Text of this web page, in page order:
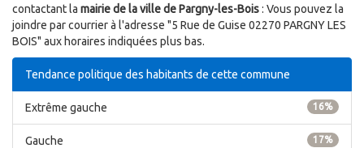
contactant la mairie de la ville de Pargny-les-Bois: Vous pouvez la
joindre par courrier à l'adresse "5 Rue de Guise 02270 PARGNY LES
BOIS" aux horaires indiquées plus bas.
Tendance politique des habitants de cette commune
16%
Extrême gauche
17%
Gauche